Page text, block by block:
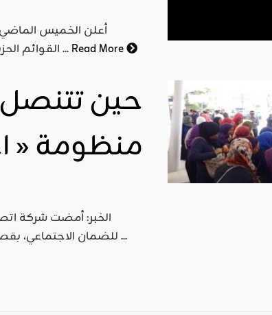
أعلن الخميس الماضي
القوائم الحزبية والائتلافية والمستقلة والتي بلغت 2173 قائمة. هذا الإعلان احتل ...Read More
حين تتنصل
منظومة «
للضمان الاجتماعي، بقصر الحكومة بقرطاج، بحضور كل من وزير الشؤون الاجتماعية محمد ...